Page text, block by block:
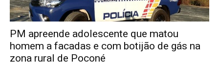
PM apreende adolescente que matou
homem a facadas e com botijão de gás na
zona rural de Poconé